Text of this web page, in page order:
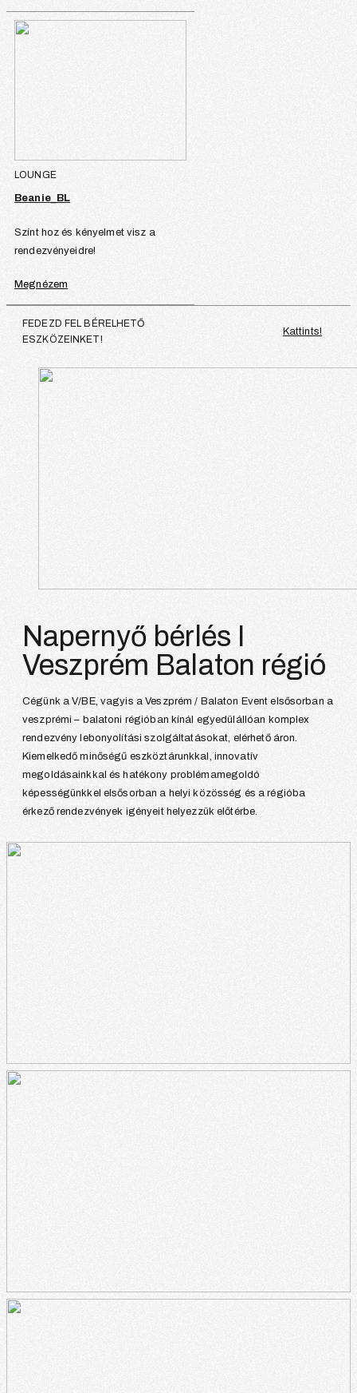
LOUNGE
Beanie_BL
Színt hoz és kényelmet visz a
rendezvényeidre!
Megnézem
FEDEZD FEL BÉRELHETŐ
ESZKÖZEINKET!
Kattints!
Napernyő bérlés I
Veszprém Balaton régió
Cégünk a V/BE, vagyis a Veszprém / Balaton Event elsősorban a
veszprémi – balatoni régióban kínál egyedülállóan komplex
rendezvény lebonyolítási szolgáltatásokat, elérhető áron.
Kiemelkedő minőségű eszköztárunkkal, innovatív
megoldásainkkal és hatékony problémamegoldó
képességünkkel elsősorban a helyi közösség és a régióba
érkező rendezvények igényeit helyezzük előtérbe.